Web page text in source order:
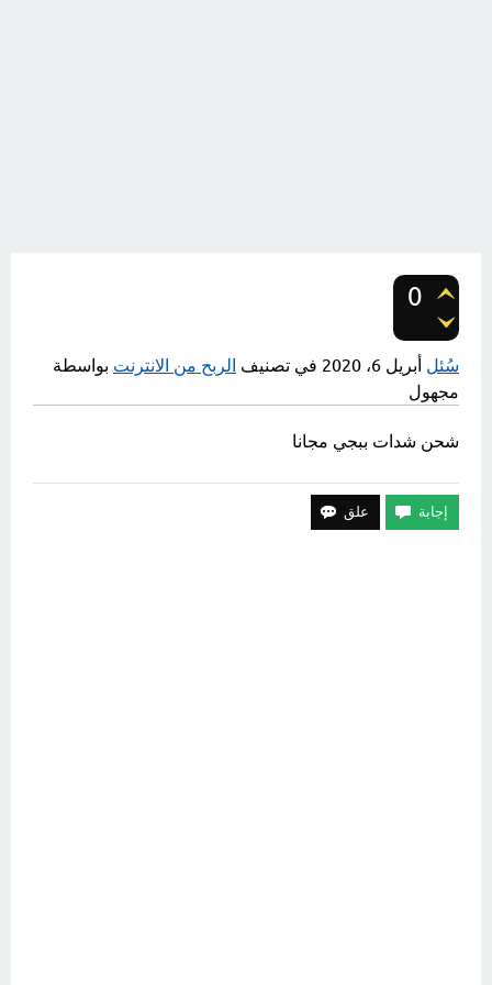
0
سُئل أبريل 6، 2020 في تصنيف الربح من الانترنت بواسطة
مجهول
شحن شدات ببجي مجانا